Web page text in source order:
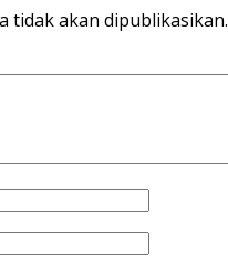
tidak akan dipublikasikan.